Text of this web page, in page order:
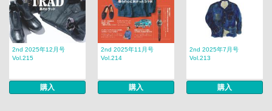
2nd 2025年12月号
Vol.215
購入
2nd 2025年11月号
Vol.214
購入
2nd 2025年7月号
Vol.213
購入